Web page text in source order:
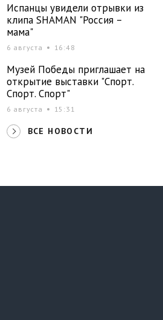
Испанцы увидели отрывки из
клипа SHAMAN "Россия –
мама"
6 августа 16:48
Музей Победы приглашает на
открытие выставки "Спорт.
Спорт. Спорт"
6 августа 15:31
ВСЕ НОВОСТИ